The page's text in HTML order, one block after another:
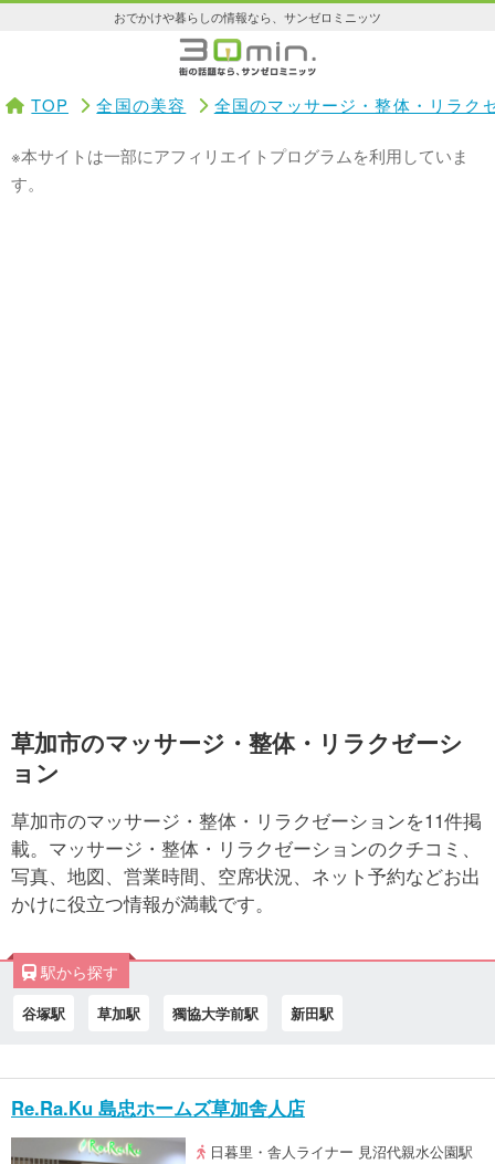
おでかけや暮らしの情報なら、サンゼロミニッツ
TOP 全国の美容 全国のマッサージ・整体・リラク
※本サイトは一部にアフィリエイトプログラムを利用していま
す。
草加市のマッサージ・整体・リラクゼーシ
ョン
草加市のマッサージ・整体・リラクゼーションを11件掲
載。マッサージ・整体・リラクゼーションのクチコミ、
写真、地図、営業時間、空席状況、ネット予約などお出
かけに役立つ情報が満載です。
駅から探す
谷塚駅 草加駅 獨協大学前駅 新田駅
Re.Ra.Ku 島忠ホームズ草加舎人店
日暮里・舎人ライナー 見沼代親水公園駅